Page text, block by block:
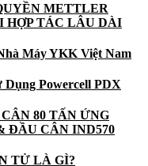
METTLER
HỢP TÁC LÂU DÀI
Máy YKK Việt Nam
Powercell PDX
80 TẤN ỨNG
ĐẦU CÂN IND570
TỬ LÀ GÌ?